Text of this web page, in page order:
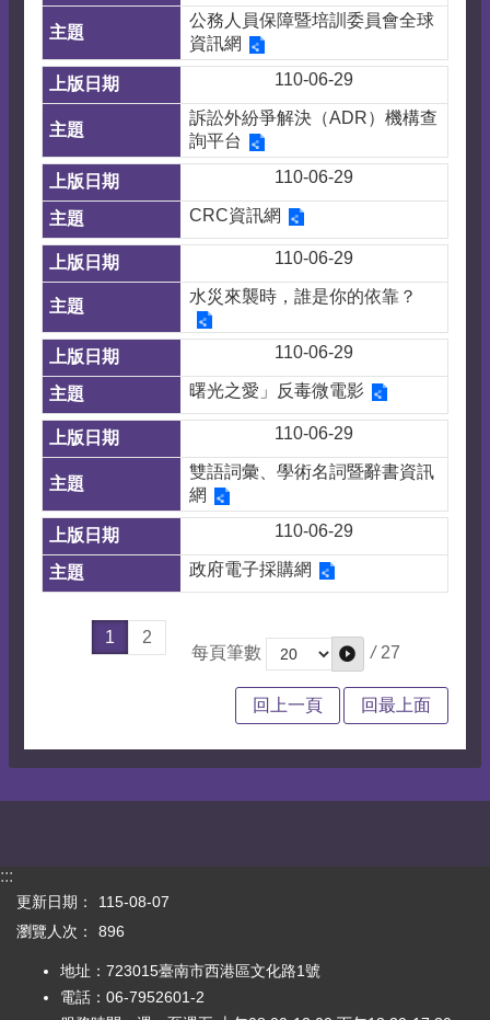
公務人員保障暨培訓委員會全球
資訊網
110-06-29
訴訟外紛爭解決（ADR）機構查
詢平台
110-06-29
CRC資訊網
110-06-29
水災來襲時，誰是你的依靠？
110-06-29
曙光之愛」反毒微電影
110-06-29
雙語詞彙、學術名詞暨辭書資訊
網
110-06-29
政府電子採購網
1
2
每頁筆數
/ 27
回上一頁 回最上面
:::
更新日期：
115-08-07
瀏覽人次：
896
地址：723015臺南市西港區文化路1號
電話：06-7952601-2